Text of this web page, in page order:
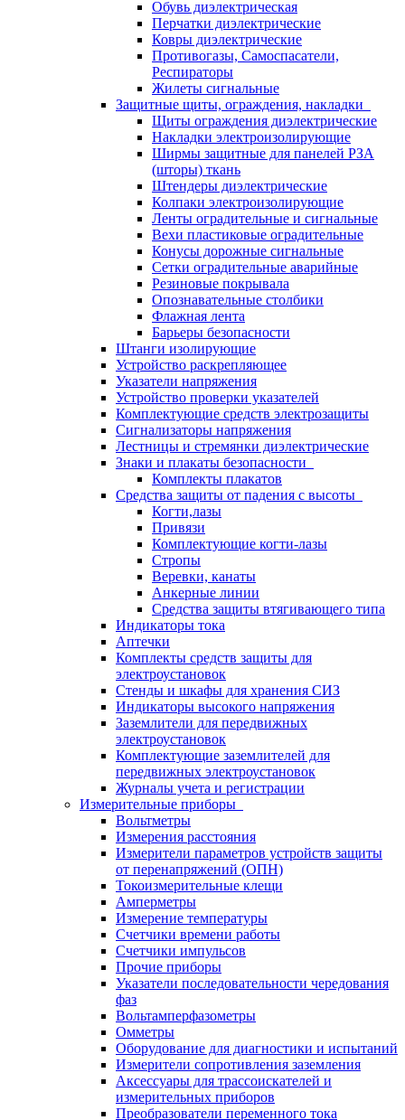
Обувь диэлектрическая
Перчатки диэлектрические
Ковры диэлектрические
Противогазы, Самоспасатели,
Респираторы
Жилеты сигнальные
Защитные щиты, ограждения, накладки
Щиты ограждения диэлектрические
Накладки электроизолирующие
Ширмы защитные для панелей РЗА
(шторы) ткань
Штендеры диэлектрические
Колпаки электроизолирующие
Ленты оградительные и сигнальные
Вехи пластиковые оградительные
Конусы дорожные сигнальные
Сетки оградительные аварийные
Резиновые покрывала
Опознавательные столбики
Флажная лента
Барьеры безопасности
Штанги изолирующие
Устройство раскрепляющее
Указатели напряжения
Устройство проверки указателей
Комплектующие средств электрозащиты
Сигнализаторы напряжения
Лестницы и стремянки диэлектрические
Знаки и плакаты безопасности
Комплекты плакатов
Средства защиты от падения с высоты
Когти,лазы
Привязи
Комплектующие когти-лазы
Стропы
Веревки, канаты
Анкерные линии
Средства защиты втягивающего типа
Индикаторы тока
Аптечки
Комплекты средств защиты для
электроустановок
Стенды и шкафы для хранения СИЗ
Индикаторы высокого напряжения
Заземлители для передвижных
электроустановок
Комплектующие заземлителей для
передвижных электроустановок
Журналы учета и регистрации
Измерительные приборы
Вольтметры
Измерения расстояния
Измерители параметров устройств защиты
от перенапряжений (ОПН)
Токоизмерительные клещи
Амперметры
Измерение температуры
Счетчики времени работы
Счетчики импульсов
Прочие приборы
Указатели последовательности чередования
фаз
Вольтамперфазометры
Омметры
Оборудование для диагностики и испытаний
Измерители сопротивления заземления
Аксессуары для трассоискателей и
измерительных приборов
Преобразователи переменного тока